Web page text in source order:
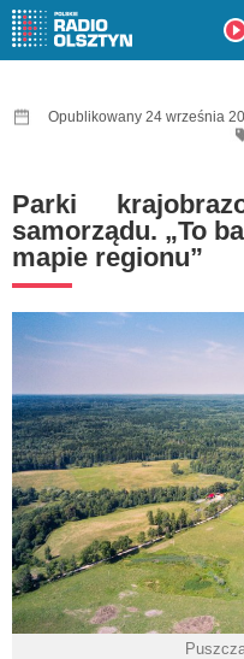
Opublikowany 24 września
Parki
samorządu. „To
mapie regionu”